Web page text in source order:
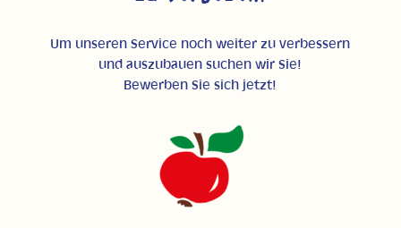
Um unseren Service noch weiter zu verbessern
und auszubauen suchen wir Sie!
Bewerben Sie sich jetzt!